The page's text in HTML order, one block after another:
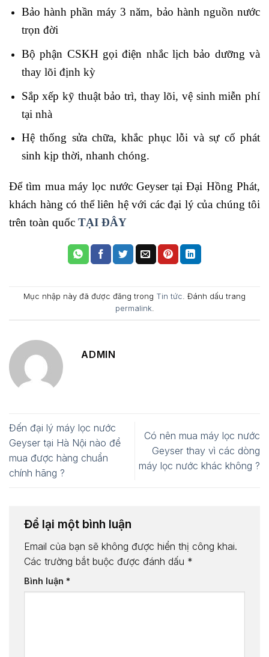
Bảo hành phần máy 3 năm, bảo hành nguồn nước
trọn đời
Bộ phận CSKH gọi điện nhắc lịch bảo dưỡng và
thay lõi định kỳ
Sắp xếp kỹ thuật bảo trì, thay lõi, vệ sinh miễn phí
tại nhà
Hệ thống sửa chữa, khắc phục lỗi và sự cố phát
sinh kịp thời, nhanh chóng.
Để tìm mua máy lọc nước Geyser tại Đại Hồng Phát,
khách hàng có thể liên hệ với các đại lý của chúng tôi
trên toàn quốc TẠI ĐÂY
Mục nhập này đã được đăng trong Tin tức. Đánh dấu trang
permalink.
ADMIN
Đến đại lý máy lọc nước
Geyser tại Hà Nội nào để
mua được hàng chuẩn
chính hãng ?
Có nên mua máy lọc nước
Geyser thay vì các dòng
máy lọc nước khác không ?
Để lại một bình luận
Email của bạn sẽ không được hiển thị công khai.
Các trường bắt buộc được đánh dấu *
Bình luận *